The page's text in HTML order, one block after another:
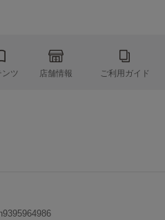
ンツ 店舗情報 ご利用ガイド